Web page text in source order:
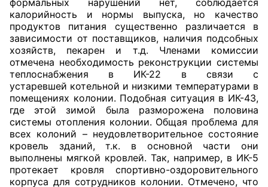
оказания услуг
О Палате
Структура Палаты
Комиссии
Экспертный совет ОП КО
Совет ОП КО
Общественный штаб
калорийность и нормы выпуска, но качество
продуктов питания существенно различается в
зависимости от поставщиков, наличия подсобных
хозяйств, пекарен и т.д. Членами комиссии
отмечена необходимость реконструкции системы
теплоснабжения в ИК-22 в связи с
устаревшей котельной и низкими температурами в
помещениях колонии. Подобная ситуация в ИК-43,
где этой зимой была разморожена половина
системы отопления колонии. Общая проблема для
всех колоний – неудовлетворительное состояние
кровель зданий, т.к. в основной части они
выполнены мягкой кровлей. Так, например, в ИК-5
протекает кровля спортивно-оздоровительного
корпуса для сотрудников колонии. Отмечено, что